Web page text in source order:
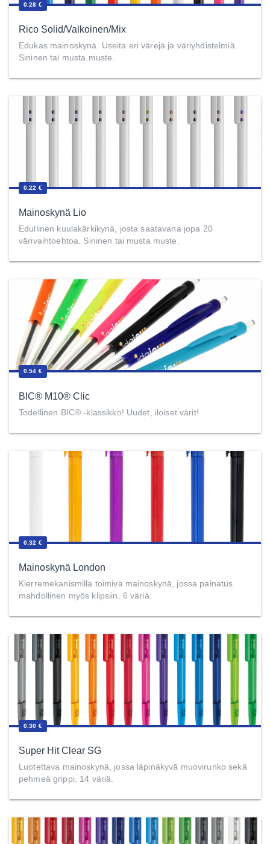
0.28 €
Rico Solid/Valkoinen/Mix
Edukas mainoskynä. Useita eri värejä ja väriyhdistelmiä.
Sininen tai musta muste.
0.22 €
Mainoskynä Lio
Edullinen kuulakärkikynä, josta saatavana jopa 20
värivaihtoehtoa. Sininen tai musta muste.
0.54 €
BIC® M10® Clic
Todellinen BIC® -klassikko! Uudet, iloiset värit!
0.32 €
Mainoskynä London
Kierremekanismilla toimiva mainoskynä, jossa painatus
mahdollinen myös klipsiin. 6 väriä.
0.30 €
Super Hit Clear SG
Luotettava mainoskynä, jossa läpinäkyvä muovirunko sekä
pehmeä grippi. 14 väriä.